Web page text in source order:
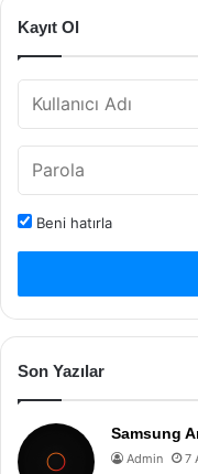
Kayıt Ol
Beni hatırla
Son Yazılar
Samsung
Admin 7